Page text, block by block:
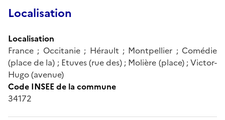
Localisation
Localisation
France ; Occitanie ; Hérault ; Montpellier ; Comédie
(place de la) ; Etuves (rue des) ; Molière (place) ; Victor-
Hugo (avenue)
Code INSEE de la commune
34172